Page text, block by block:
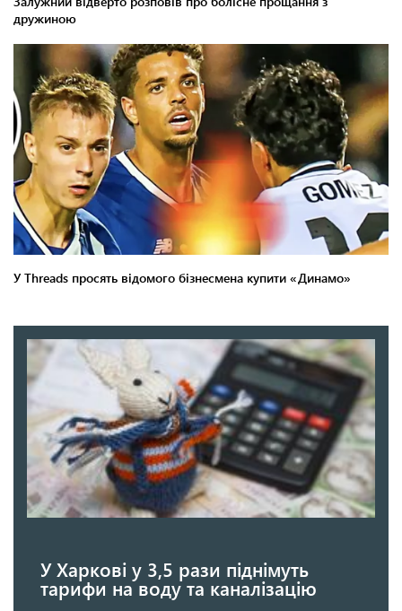
У Харкові у 3,5 рази піднімуть
тарифи на воду та каналізацію